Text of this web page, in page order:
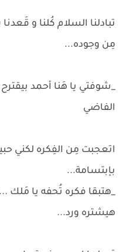
تبادلنا السلام كُلنا و
مِن وجوده...
_شوفتي يا هَنا أحمد بيقترح
الفاضي
اتعجبت مِن الفِكره لكني
بإبتسامة...
_هتبقا فكره تُحفه يا مَلك
هيشتره ورد...